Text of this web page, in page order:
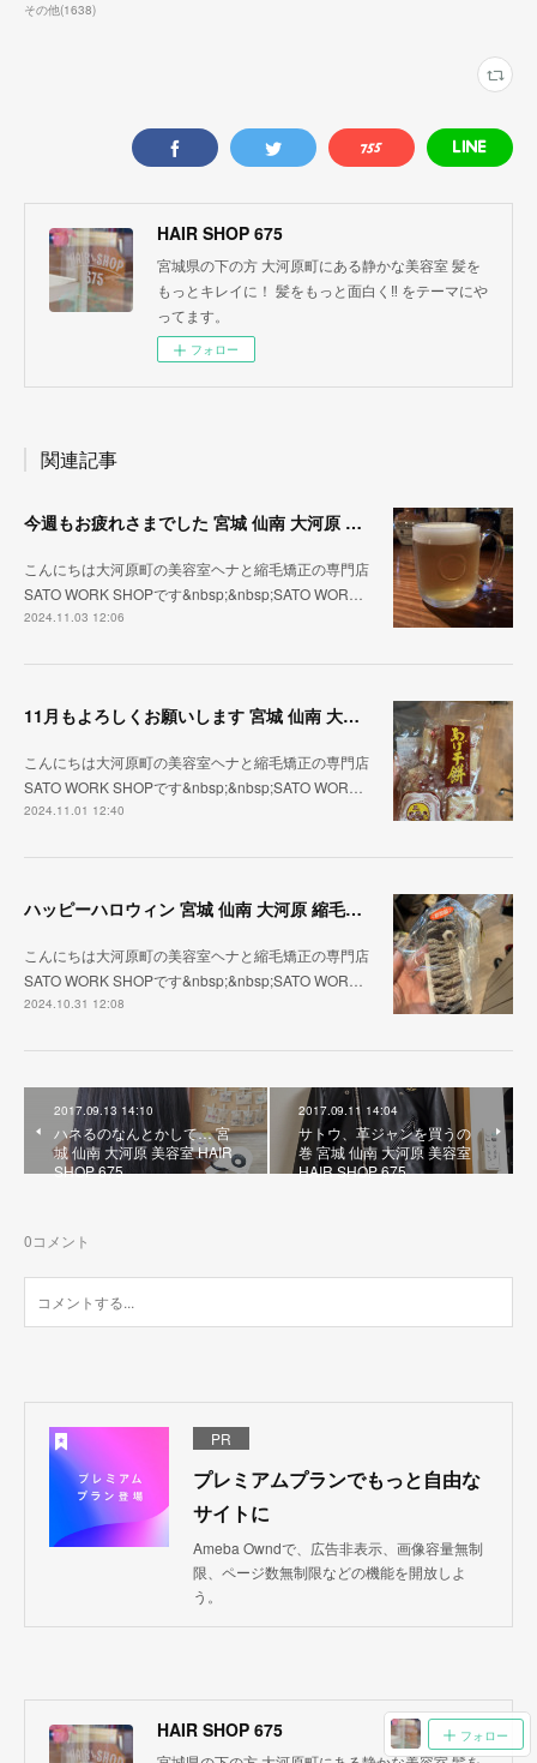
その他(1638)
HAIR SHOP 675
宮城県の下の方 大河原町にある静かな美容室 髪を
もっとキレイに！ 髪をもっと面白く‼︎ をテーマにや
ってます。
フォロー
関連記事
今週もお疲れさまでした 宮城 仙南 大河原 縮毛矯正 髪質改善 ヘナ 美容室 SATO WORK SHOP
こんにちは大河原町の美容室ヘナと縮毛矯正の専門店
SATO WORK SHOPです&nbsp;&nbsp;SATO WOR…
2024.11.03 12:06
11月もよろしくお願いします 宮城 仙南 大河原 縮毛矯正 髪質改善 ヘナ 美容室 SATO WORK SHOP
こんにちは大河原町の美容室ヘナと縮毛矯正の専門店
SATO WORK SHOPです&nbsp;&nbsp;SATO WOR…
2024.11.01 12:40
ハッピーハロウィン 宮城 仙南 大河原 縮毛矯正 髪質改善 ヘナ 美容室 SATO WORK SHOP
こんにちは大河原町の美容室ヘナと縮毛矯正の専門店
SATO WORK SHOPです&nbsp;&nbsp;SATO WOR…
2024.10.31 12:08
2017.09.13 14:10
ハネるのなんとかして… 宮
城 仙南 大河原 美容室 HAIR
SHOP 675
2017.09.11 14:04
サトウ、革ジャンを買うの
巻 宮城 仙南 大河原 美容室
HAIR SHOP 675
0コメント
PR
プレミアムプランでもっと自由な
サイトに
Ameba Owndで、広告非表示、画像容量無制
限、ページ数無制限などの機能を開放しよ
う。
HAIR SHOP 675 フォロー